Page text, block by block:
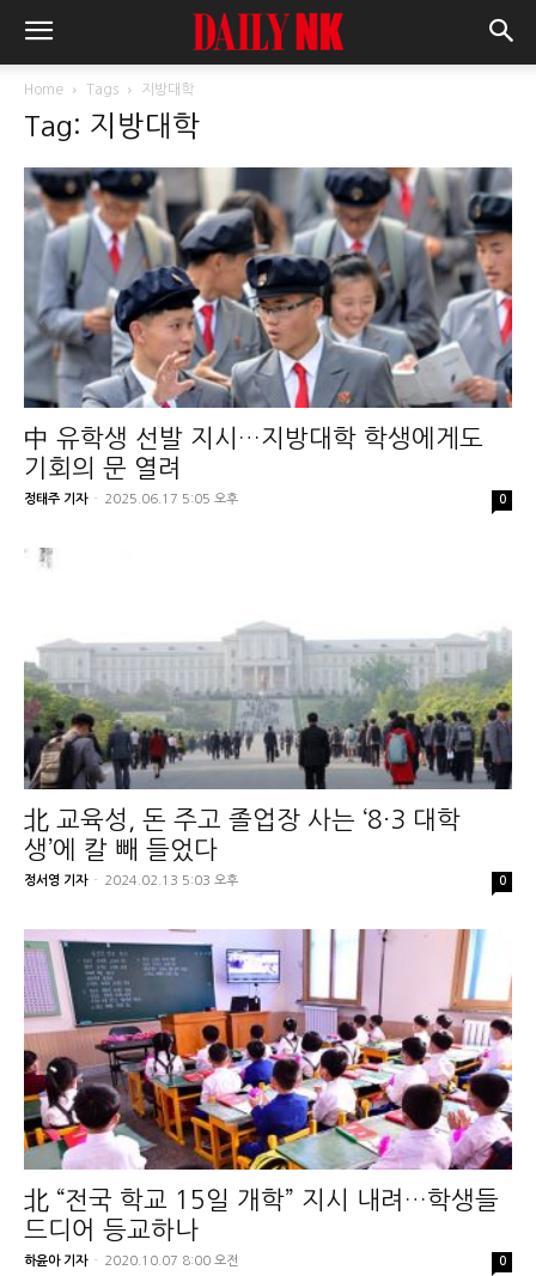
Home Tags 지방대학
Tag: 지방대학
中 유학생 선발 지시…지방대학 학생에게도
기회의 문 열려
정태주 기자 - 2025.06.17 5:05 오후 0
北 교육성, 돈 주고 졸업장 사는 ‘8·3 대학
생’에 칼 빼 들었다
정서영 기자 - 2024.02.13 5:03 오후 0
北 “전국 학교 15일 개학” 지시 내려…학생들
드디어 등교하나
하윤아 기자 - 2020.10.07 8:00 오전 0